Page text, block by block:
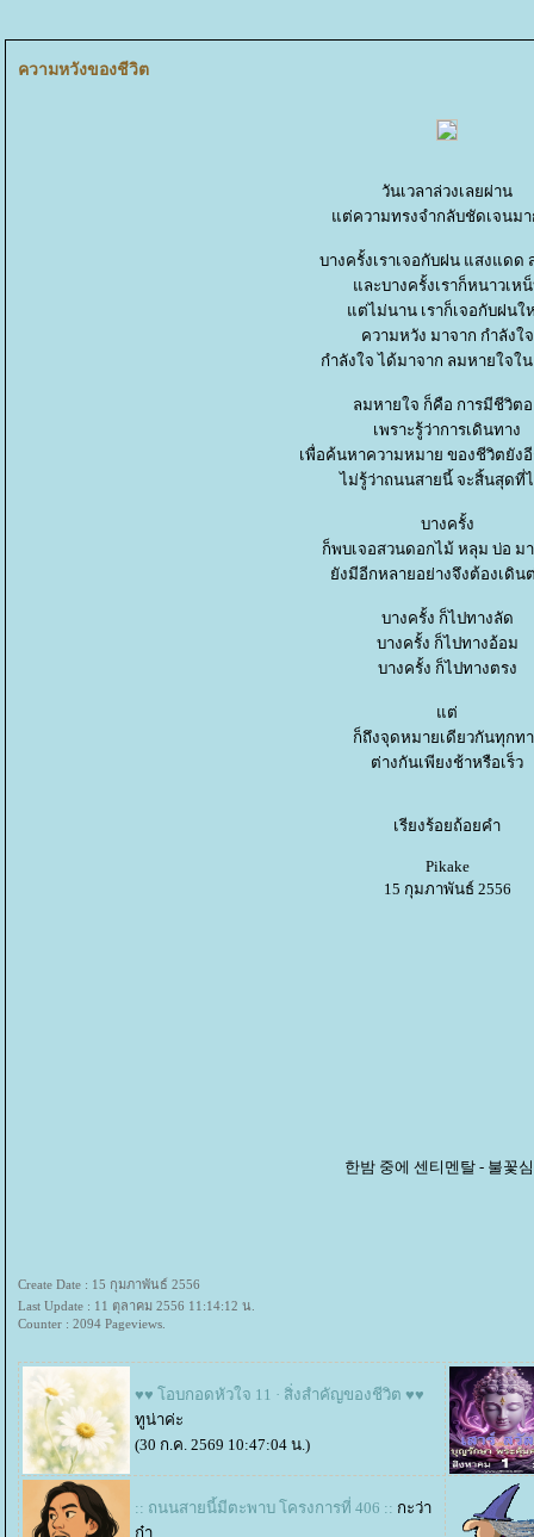
ความหวังของชีวิต
วันเวลาล่วงเลยผ่าน
ต่ความทรงจำกลับชัดเจนม
บางครั้งเราเจอกับฝน แสงแดด
ละบางครั้งเราก็หนาวเห
ต่ไม่นาน เราก็เจอกับฝนใ
ความหวัง มาจาก กำลังใจ
กำลังใจ ได้มาจาก ลมหายใจใ
ลมหายใจ ก็คือ การมีชีวิต
เพราะรู้ว่าการเดินทาง
เพื่อค้นหาความหมาย ของชีวิตยังอี
ไม่รู้ว่าถนนสายนี้ จะสิ้นสุดที่
บางครั้ง
ก็พบเจอสวนดอกไม้ หลุม บ่อ
งมีอีกหลายอย่างจึงต้องเดิน
บางครั้ง ก็ไปทางลัด
บางครั้ง ก็ไปทางอ้อม
บางครั้ง ก็ไปทางตรง
ต่
ก็ถึงจุดหมายเดียวกันทุกท
ต่างกันเพียงช้าหรือเร็ว
เรียงร้อยถ้อยคำ
Pikake
15 กุมภาพันธ์ 2556
한밤 중에 센티멘탈 - 불꽃
Create Date : 15 กุมภาพันธ์ 2556
Last Update : 11 ตุลาคม 2556 11:14:12 น.
Counter : 2094 Pageviews.
♥♥ โอบกอดหัวใจ 11 · สิ่งสำคัญของชีวิต ♥♥
ทูน่าค่ะ
(30 ก.ค. 2569 10:47:04 น.)
:: ถนนสายนี้มีตะพาบ โครงการที่ 406 :: กะว่า
ก๋า